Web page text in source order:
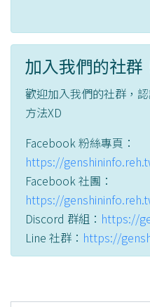
加入我們的社群
歡迎加入我們的社群，
方法XD
Facebook 粉絲專頁：
https://
Facebook 社團：
https://
Discord 群組： https://
Line 社群： https://